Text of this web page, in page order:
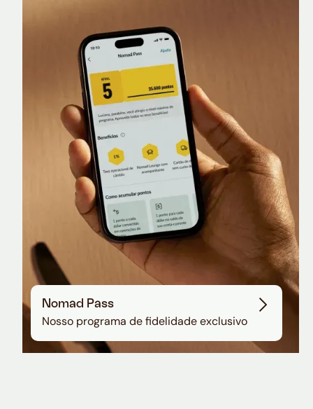
Nomad Lounge
Sala VIP no Aeroporto de Guarulhos
Nomad Pass
Nosso programa de fidelidade exclusivo